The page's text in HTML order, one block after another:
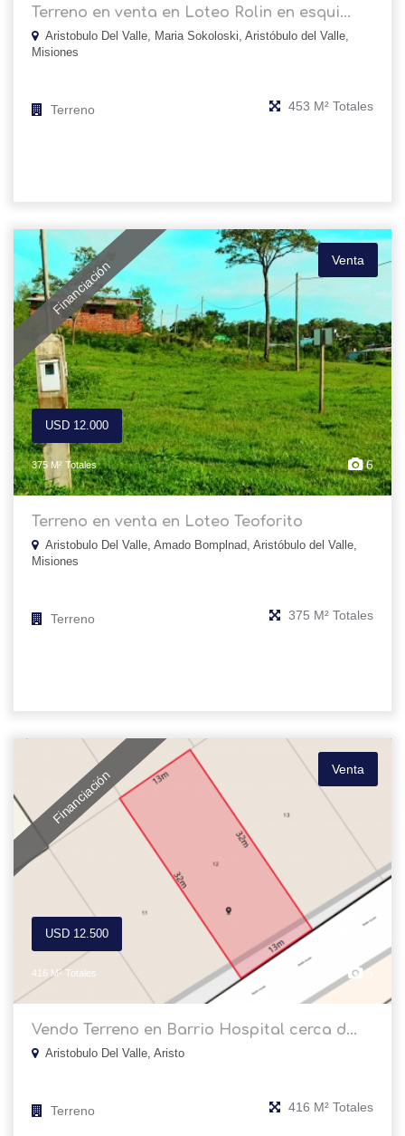
Terreno en venta en Loteo Rolin en esqui...
Aristobulo Del Valle, Maria Sokoloski, Aristóbulo del Valle,
Misiones
Terreno 453 M² Totales
Financiación Venta
USD 12.000
375 M² Totales 6
Terreno en venta en Loteo Teoforito
Aristobulo Del Valle, Amado Bomplnad, Aristóbulo del Valle,
Misiones
Terreno 375 M² Totales
Financiación Venta
USD 12.500
416 M² Totales 5
Vendo Terreno en Barrio Hospital cerca d...
Aristobulo Del Valle, Aristo
Terreno 416 M² Totales